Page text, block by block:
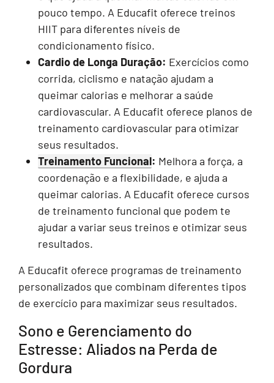
pouco tempo. A Educafit oferece treinos
HIIT para diferentes níveis de
condicionamento físico.
Cardio de Longa Duração: Exercícios como
corrida, ciclismo e natação ajudam a
queimar calorias e melhorar a saúde
cardiovascular. A Educafit oferece planos de
treinamento cardiovascular para otimizar
seus resultados.
Treinamento Funcional: Melhora a força, a
coordenação e a flexibilidade, e ajuda a
queimar calorias. A Educafit oferece cursos
de treinamento funcional que podem te
ajudar a variar seus treinos e otimizar seus
resultados.
A Educafit oferece programas de treinamento
personalizados que combinam diferentes tipos
de exercício para maximizar seus resultados.
Sono e Gerenciamento do
Estresse: Aliados na Perda de
Gordura